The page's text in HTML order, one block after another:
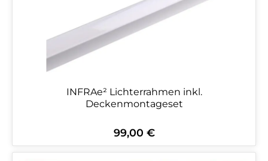
INFRAe² Lichterrahmen inkl.
Deckenmontageset
Regulärer Preis:
99,00 €